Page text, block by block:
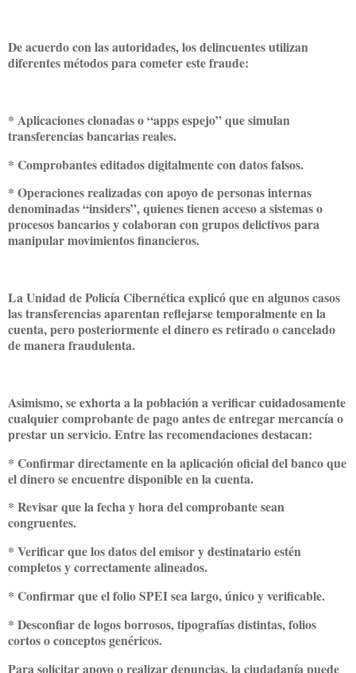
De acuerdo con las autoridades, los delincuentes utilizan
diferentes métodos para cometer este fraude:
* Aplicaciones clonadas o “apps espejo” que simulan
transferencias bancarias reales.
* Comprobantes editados digitalmente con datos falsos.
* Operaciones realizadas con apoyo de personas internas
denominadas “insiders”, quienes tienen acceso a sistemas o
procesos bancarios y colaboran con grupos delictivos para
manipular movimientos financieros.
La Unidad de Policía Cibernética explicó que en algunos casos
las transferencias aparentan reflejarse temporalmente en la
cuenta, pero posteriormente el dinero es retirado o cancelado
de manera fraudulenta.
Asimismo, se exhorta a la población a verificar cuidadosamente
cualquier comprobante de pago antes de entregar mercancía o
prestar un servicio. Entre las recomendaciones destacan:
* Confirmar directamente en la aplicación oficial del banco que
el dinero se encuentre disponible en la cuenta.
* Revisar que la fecha y hora del comprobante sean
congruentes.
* Verificar que los datos del emisor y destinatario estén
completos y correctamente alineados.
* Confirmar que el folio SPEI sea largo, único y verificable.
* Desconfiar de logos borrosos, tipografías distintas, folios
cortos o conceptos genéricos.
Para solicitar apoyo o realizar denuncias, la ciudadanía puede